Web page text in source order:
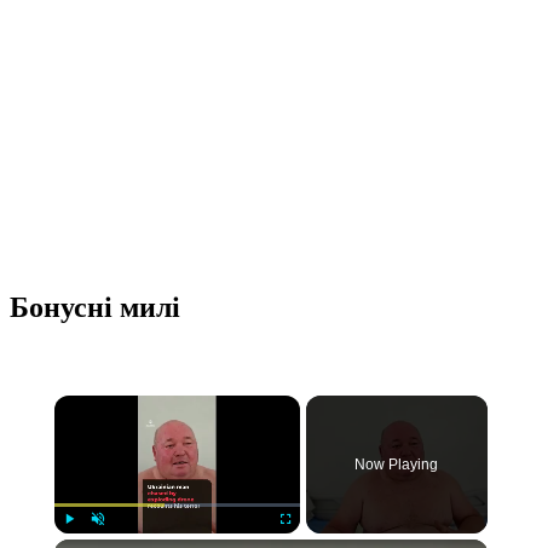
Бонусні милі
Now Playing